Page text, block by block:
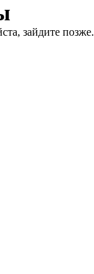
зайдите позже.